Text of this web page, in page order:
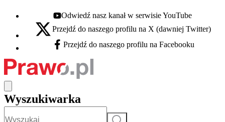
Youtube - otwiera się w nowej karcie
Odwiedź nasz kanał w serwisie YouTube
X - otwiera się w nowej karcie
Przejdź do naszego profilu na X (dawniej Twitter)
Facebook - otwiera się w nowej karcie
Przejdź do naszego profilu na Facebooku
Wyszukiwarka
Szukaj